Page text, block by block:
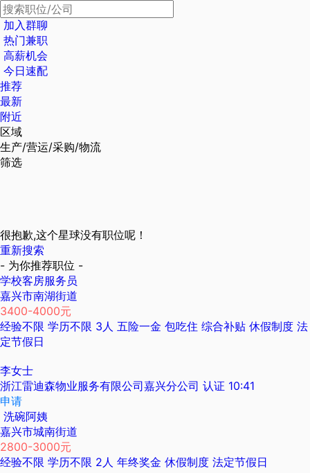
加入群聊
热门兼职
高薪机会
今日速配
推荐
最新
附近
区域
生产/营运/采购/物流
筛选
很抱歉,这个星球没有职位呢！
重新搜索
- 为你推荐职位 -
学校客房服务员
嘉兴市南湖街道
3400-4000元
经验不限 学历不限 3人 五险一金 包吃住 综合补贴 休假制度 法
定节假日
李女士
浙江雷迪森物业服务有限公司嘉兴分公司 认证 10:41
申请
洗碗阿姨
嘉兴市城南街道
2800-3000元
经验不限 学历不限 2人 年终奖金 休假制度 法定节假日